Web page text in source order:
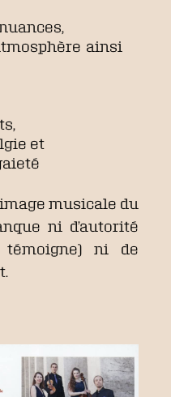
ainsi
et
musicale du
ni d’autorité
ni de